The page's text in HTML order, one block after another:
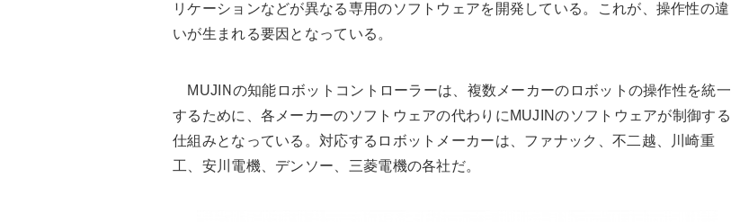
リケーションなどが異なる専用のソフトウェアを開発している。これが、操作性の違
いが生まれる要因となっている。
MUJINの知能ロボットコントローラーは、複数メーカーのロボットの操作性を統一
するために、各メーカーのソフトウェアの代わりにMUJINのソフトウェアが制御する
仕組みとなっている。対応するロボットメーカーは、ファナック、不二越、川崎重
工、安川電機、デンソー、三菱電機の各社だ。